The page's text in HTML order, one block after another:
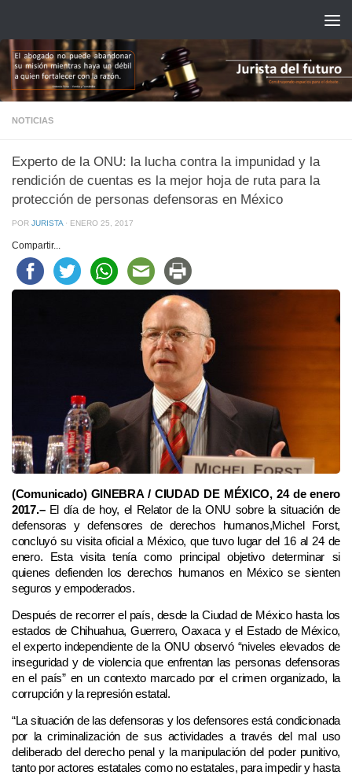
NOTICIAS
Experto de la ONU: la lucha contra la impunidad y la
rendición de cuentas es la mejor hoja de ruta para la
protección de personas defensoras en México
POR JURISTA · ENERO 25, 2017
Compartir...
(Comunicado) GINEBRA / CIUDAD DE MÉXICO, 24 de enero
2017.–El día de hoy, el Relator de la ONU sobre la situación de
defensoras y defensores de derechos humanos,Michel Forst,
concluyó su visita oficial a México, que tuvo lugar del 16 al 24 de
enero. Esta visita tenía como principal objetivo determinar si
quienes defienden los derechos humanos en México se sienten
seguros y empoderados.
Después de recorrer el país, desde la Ciudad de México hasta los
estados de Chihuahua, Guerrero, Oaxaca y el Estado de México,
el experto independiente de la ONU observó “niveles elevados de
inseguridad y de violencia que enfrentan las personas defensoras
en el país” en un contexto marcado por el crimen organizado, la
corrupción y la represión estatal.
“La situación de las defensoras y los defensores está condicionada
por la criminalización de sus actividades a través del mal uso
deliberado del derecho penal y la manipulación del poder punitivo,
tanto por actores estatales como no estatales, para impedir y hasta